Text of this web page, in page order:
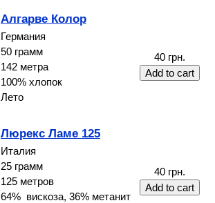
Алгарве Колор
Германия
50 грамм
142 метра
100% хлопок
Лето
40 грн.
Люрекс Ламе 125
Италия
25 грамм
125 метров
64% вискоза, 36% метанит
40 грн.